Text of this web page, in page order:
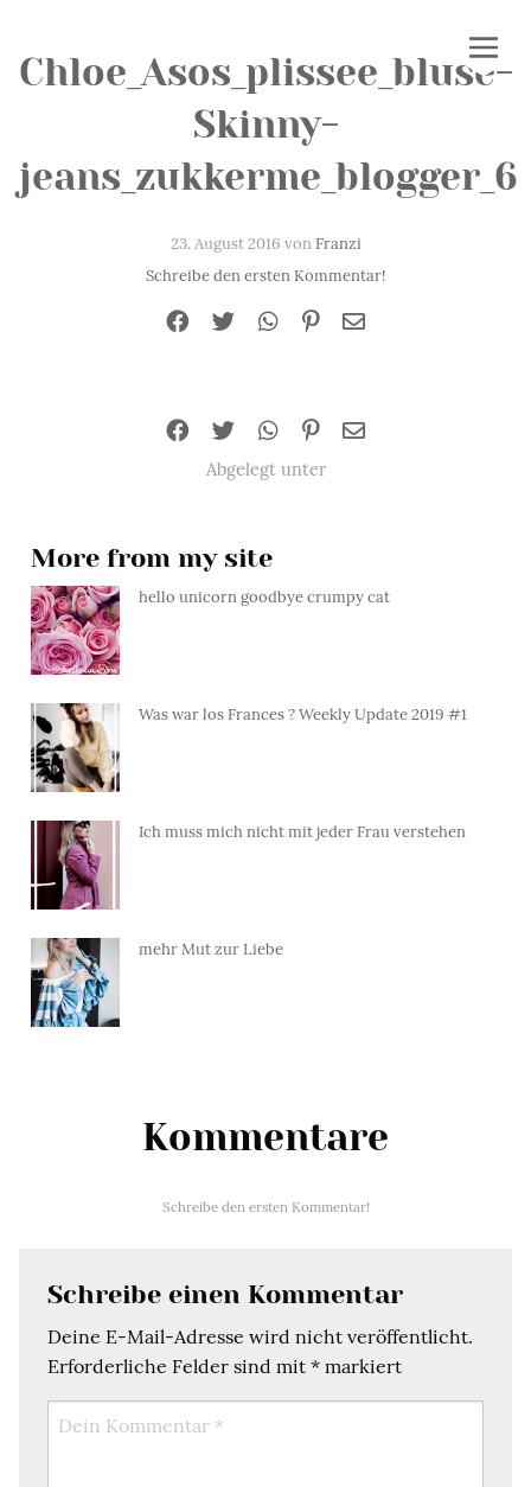
Chloe_Asos_plissee_bluse-
Skinny-
jeans_zukkerme_blogger_6
23. August 2016 vonFranzi
Schreibe den ersten Kommentar!
Abgelegt unter
More from my site
hello unicorn goodbye crumpy cat
Was war los Frances ? Weekly Update 2019 #1
Ich muss mich nicht mit jeder Frau verstehen
mehr Mut zur Liebe
Kommentare
Schreibe den ersten Kommentar!
Schreibe einen Kommentar
Deine E-Mail-Adresse wird nicht veröffentlicht.
Erforderliche Felder sind mit * markiert